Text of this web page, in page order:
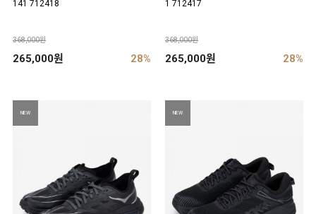
141 712418
368,000원
265,000원 28%
1 712417
368,000원
265,000원 28%
NEW NEW